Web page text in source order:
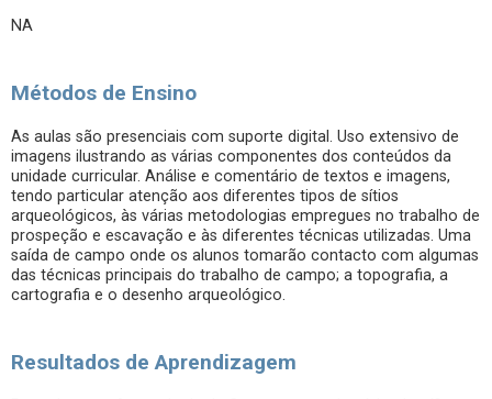
NA
Métodos de Ensino
As aulas são presenciais com suporte digital. Uso extensivo de
imagens ilustrando as várias componentes dos conteúdos da
unidade curricular. Análise e comentário de textos e imagens,
tendo particular atenção aos diferentes tipos de sítios
arqueológicos, às várias metodologias empregues no trabalho de
prospeção e escavação e às diferentes técnicas utilizadas. Uma
saída de campo onde os alunos tomarão contacto com algumas
das técnicas principais do trabalho de campo; a topografia, a
cartografia e o desenho arqueológico.
Resultados de Aprendizagem